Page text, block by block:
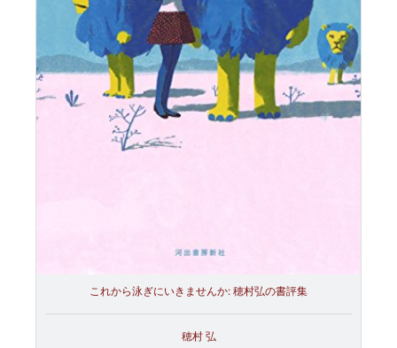
これから泳ぎにいきませんか: 穂村弘の書評集
穂村 弘